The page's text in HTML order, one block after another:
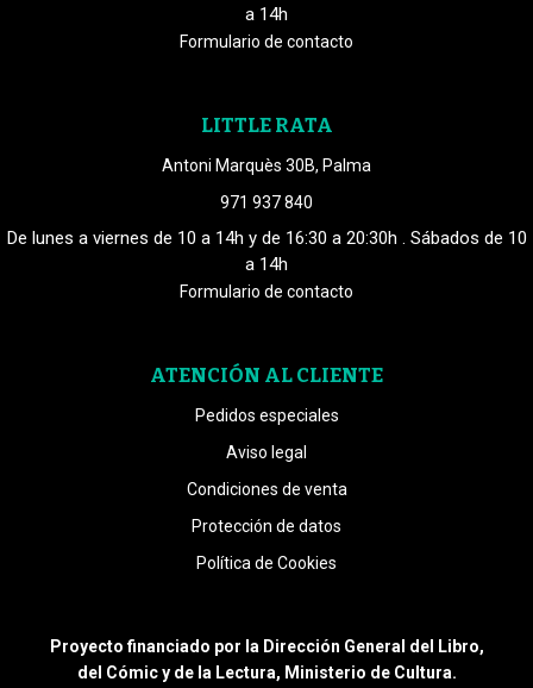
a 14h
Formulario de contacto
LITTLE RATA
Antoni Marquès 30B, Palma
971 937 840
De lunes a viernes de 10 a 14h y de 16:30 a 20:30h . Sábados de 10
a 14h
Formulario de contacto
ATENCIÓN AL CLIENTE
Pedidos especiales
Aviso legal
Condiciones de venta
Protección de datos
Política de Cookies
Proyecto financiado por la Dirección General del Libro,
del Cómic y de la Lectura, Ministerio de Cultura.